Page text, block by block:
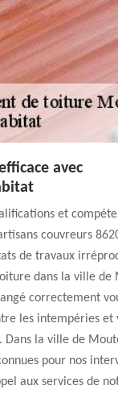
avec
et
couvreurs
de travaux
dans la ville de
correctement
les intempéries et
Dans la ville de
pour nos
aux services de